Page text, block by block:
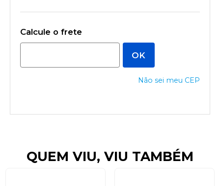
Não sei meu CEP
QUEM VIU, VIU TAMBÉM